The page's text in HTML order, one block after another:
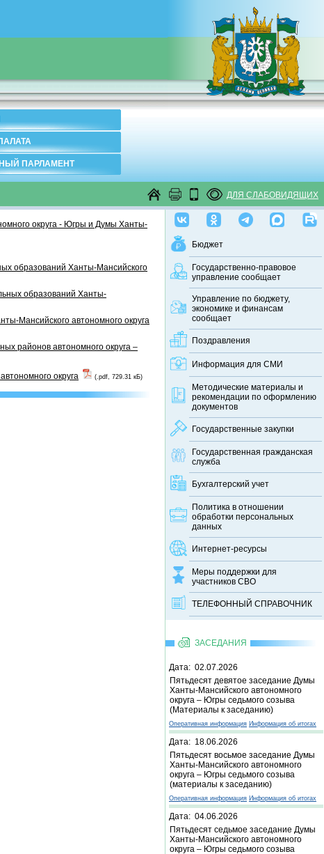
ПАРЛАМЕНТ
ДЛЯ СЛАБОВИДЯЩИХ
Бюджет
Государственно-правовое
управление сообщает
Управление по бюджету,
экономике и финансам
сообщает
Поздравления
Информация для СМИ
Методические материалы и
рекомендации по оформлению
документов
Государственные закупки
Государственная гражданская
служба
Бухгалтерский учет
Политика в отношении
обработки персональных
данных
Интернет-ресурсы
Меры поддержки для
участников СВО
ТЕЛЕФОННЫЙ CПРАВОЧНИК
ЗАСЕДАНИЯ
Дата: 02.07.2026
Пятьдесят девятое заседание Думы
Ханты-Мансийского автономного
округа – Югры седьмого созыва
(Материалы к заседанию)
Оперативная информация Информация об итогах
Дата: 18.06.2026
Пятьдесят восьмое заседание Думы
Ханты-Мансийского автономного
округа – Югры седьмого созыва
(материалы к заседанию)
Оперативная информация Информация об итогах
Дата: 04.06.2026
Пятьдесят седьмое заседание Думы
Ханты-Мансийского автономного
округа – Югры седьмого созыва
округа - Югры и Думы Ханты-
образований Ханты-Мансийского
образований Ханты-
Мансийского автономного округа
районов автономного округа –
округа
(.pdf, 729.31 кБ)